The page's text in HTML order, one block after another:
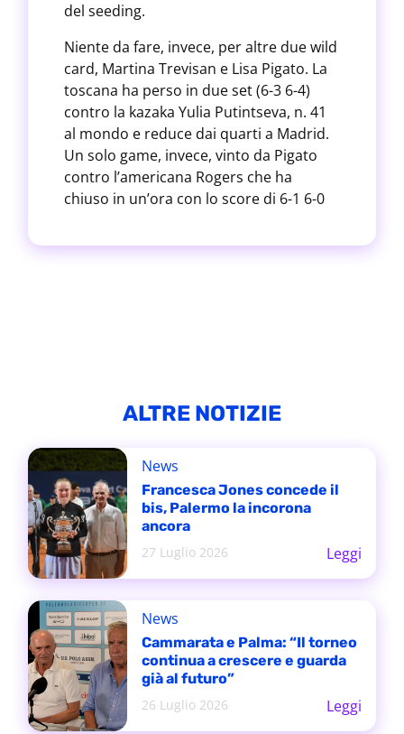
del seeding.
Niente da fare, invece, per altre due wild
card, Martina Trevisan e Lisa Pigato. La
toscana ha perso in due set (6-3 6-4)
contro la kazaka Yulia Putintseva, n. 41
al mondo e reduce dai quarti a Madrid.
Un solo game, invece, vinto da Pigato
contro l’americana Rogers che ha
chiuso in un’ora con lo score di 6-1 6-0
ALTRE NOTIZIE
News
Francesca Jones concede il
bis, Palermo la incorona
ancora
27 Luglio 2026
Leggi
News
Cammarata e Palma: “Il torneo
continua a crescere e guarda
già al futuro”
26 Luglio 2026
Leggi